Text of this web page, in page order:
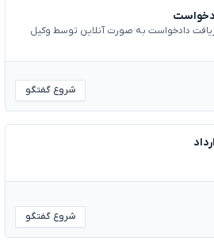
دادخواست به صورت آنلاین توسط وکیل
شروع گفتگو
شروع گفتگو